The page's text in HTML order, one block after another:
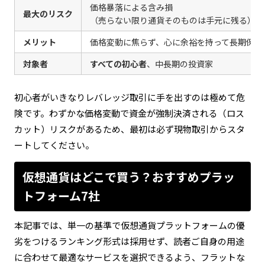
最大のリスク
価格暴落による含み損
（売らない限り通貨そのものは手元に残る）
メリット
価格変動に焦らず、心に余裕を持って長期保
対象者
すべての初心者、中長期の投資家
初心者がいきなりレバレッジ取引に手を出すのは極めて危
険です。わずかな価格変動で資金が強制決済される（ロス
カット）リスクがあるため、最初は必ず現物取引からスタ
ートしてください。
仮想通貨はどこで買う？おすすめプラッ
トフォーム7社
本記事では、単一の基準で仮想通貨プラットフォームの優
劣をつけるランキング形式は採用せず、読者ご自身の用途
に合わせて最適なサービスを選択できるよう、フラットな